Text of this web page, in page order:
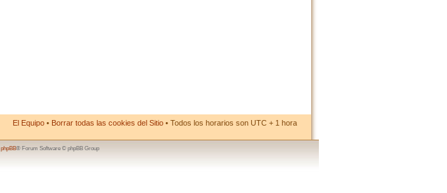
El Equipo • Borrar todas las cookies del Sitio • Todos los horarios son UTC + 1 hora
phpBB® Forum Software © phpBB Group